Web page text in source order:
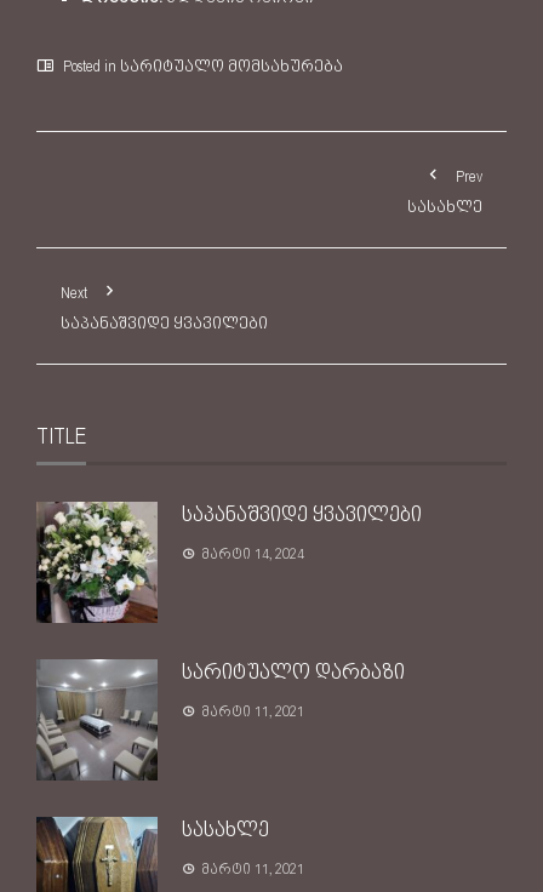
Posted in სარიტუალო მომსახურება
Prev
სასახლე
Next
საპანაშვიდე ყვავილები
TITLE
საპანაშვიდე ყვავილები
მარტი 14, 2024
სარიტუალო დარბაზი
მარტი 11, 2021
სასახლე
მარტი 11, 2021